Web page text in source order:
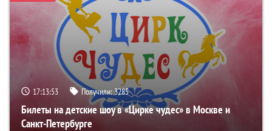
17:13:52 Получили: 3285
Билеты на детские шоу в «Цирке чудес» в Москве и
Санкт-Петербурге